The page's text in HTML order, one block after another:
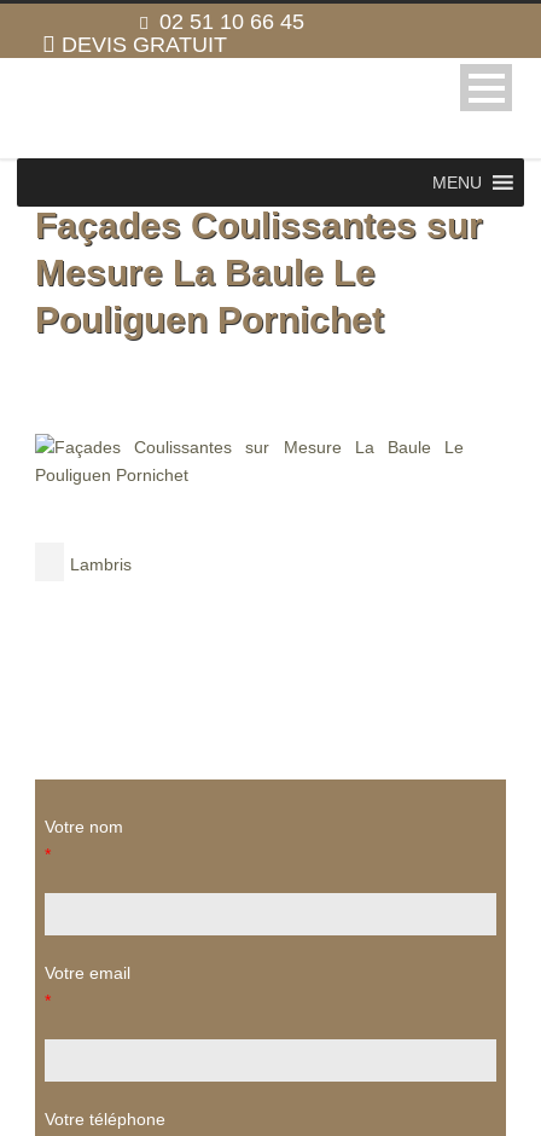
02 51 10 66 45
DEVIS GRATUIT
MENU
Façades Coulissantes sur
Mesure La Baule Le
Pouliguen Pornichet
Lambris
Votre nom
*
Votre email
*
Votre téléphone